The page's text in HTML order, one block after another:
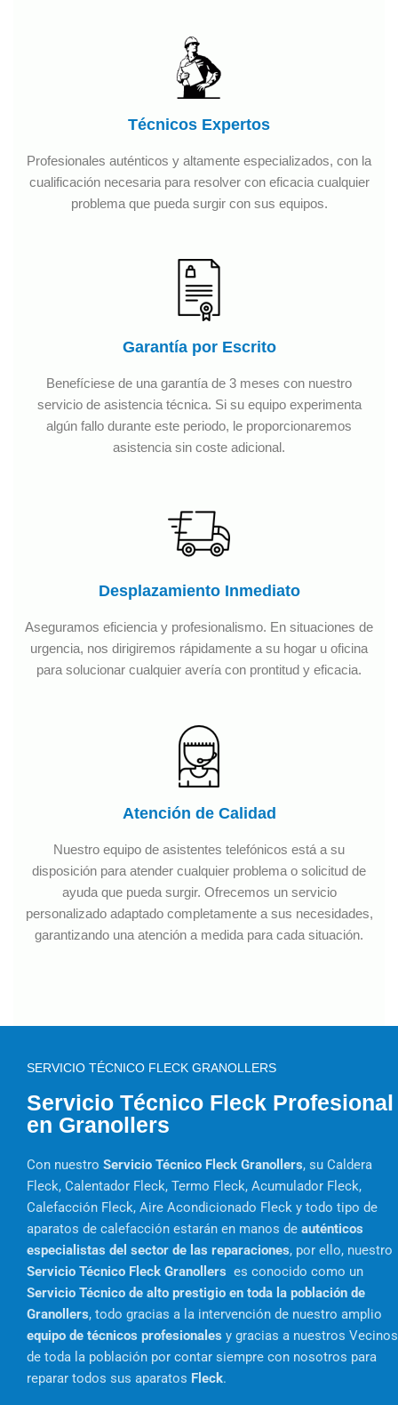
Técnicos Expertos
Profesionales auténticos y altamente especializados, con la
cualificación necesaria para resolver con eficacia cualquier
problema que pueda surgir con sus equipos.
Garantía por Escrito
Benefíciese de una garantía de 3 meses con nuestro
servicio de asistencia técnica. Si su equipo experimenta
algún fallo durante este periodo, le proporcionaremos
asistencia sin coste adicional.
Desplazamiento Inmediato
Aseguramos eficiencia y profesionalismo. En situaciones de
urgencia, nos dirigiremos rápidamente a su hogar u oficina
para solucionar cualquier avería con prontitud y eficacia.
Atención de Calidad
Nuestro equipo de asistentes telefónicos está a su
disposición para atender cualquier problema o solicitud de
ayuda que pueda surgir. Ofrecemos un servicio
personalizado adaptado completamente a sus necesidades,
garantizando una atención a medida para cada situación.
SERVICIO TÉCNICO FLECK GRANOLLERS
Servicio Técnico Fleck Profesional
en Granollers
Con nuestro Servicio Técnico Fleck Granollers, su Caldera
Fleck, Calentador Fleck, Termo Fleck, Acumulador Fleck,
Calefacción Fleck, Aire Acondicionado Fleck y todo tipo de
aparatos de calefacción estarán en manos de auténticos
especialistas del sector de las reparaciones, por ello, nuestro
Servicio Técnico Fleck Granollers es conocido como un
Servicio Técnico de alto prestigio en toda la población de
Granollers, todo gracias a la intervención de nuestro amplio
equipo de técnicos profesionales y gracias a nuestros Vecinos
de toda la población por contar siempre con nosotros para
reparar todos sus aparatos Fleck.